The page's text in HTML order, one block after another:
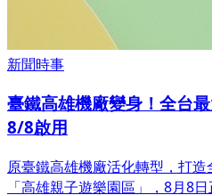
蕭美琴視導,演練預防性疏散、
化城市面對災害與威脅的應變韌